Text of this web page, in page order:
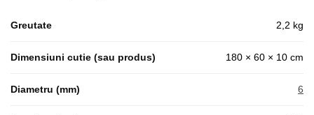
Greutate 2,2 kg
Dimensiuni cutie (sau produs) 180 × 60 × 10 cm
Diametru (mm) 6